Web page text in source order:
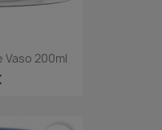
200ml